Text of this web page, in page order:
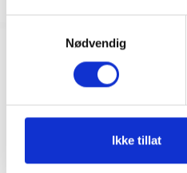
Nødvendig
Ikke tillat
Bunadspakke
Såpe
Frakr1005,00
LES MER